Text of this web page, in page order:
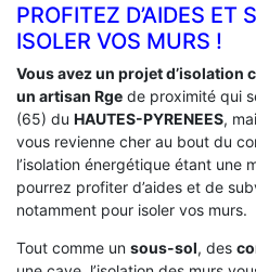
PROFITEZ D’AIDES ET
ISOLER VOS MURS !
Vous avez un projet d’isolation
un artisan Rge de proximité qui
(65) du HAUTES-PYRENEES,
vous revienne cher au bout du
l’isolation énergétique étant une
pourrez profiter d’aides et de
notamment pour isoler vos murs.
Tout comme un sous-sol, des